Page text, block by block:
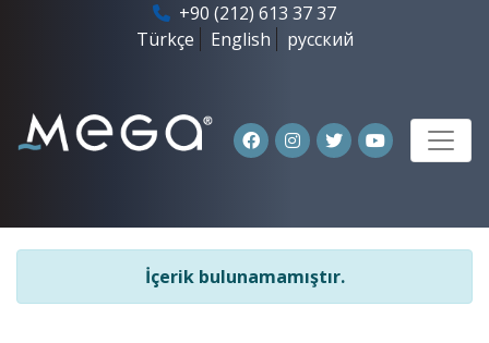
+90 (212) 613 37 37
Türkçe
English русский
İçerik bulunamamıştır.